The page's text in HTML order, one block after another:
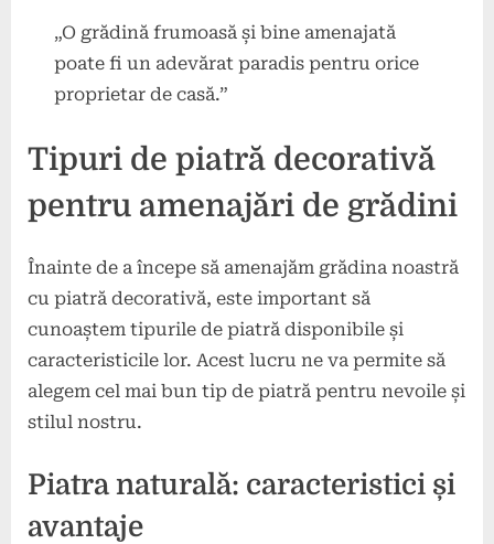
„O grădină frumoasă și bine amenajată
poate fi un adevărat paradis pentru orice
proprietar de casă.”
Tipuri de piatră decorativă
pentru amenajări de grădini
Înainte de a începe să amenajăm grădina noastră
cu piatră decorativă, este important să
cunoaștem tipurile de piatră disponibile și
caracteristicile lor. Acest lucru ne va permite să
alegem cel mai bun tip de piatră pentru nevoile și
stilul nostru.
Piatra naturală: caracteristici și
avantaje